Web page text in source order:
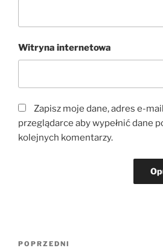
Witryna internetowa
Zapisz moje dane, adres e-
przeglądarce aby wypełnić dane
kolejnych komentarzy.
Nawigacja
Poprzedni
POPRZEDNI